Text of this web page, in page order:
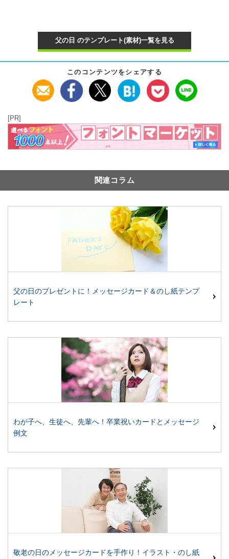
父の日 のテンプレート(素材)一覧を見る
このコンテンツをシェアする
[PR]
関連コラム
父の日のプレゼントに！メッセージカード＆のし紙テンプ
レート
わが子へ、生徒へ、先輩へ！卒業祝いカードとメッセージ
例文
敬老の日のメッセージカードを手作り！イラスト・のし紙